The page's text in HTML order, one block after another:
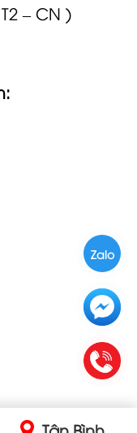
– CN )
Zalo